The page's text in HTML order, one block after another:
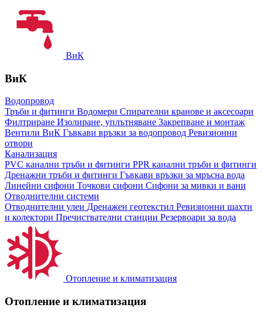
ВиК
ВиК
Водопровод
Тръби и фитинги Водомери Спирателни кранове и аксесоари
Филтриране Изолиране, уплътняване Закрепване и монтаж
Вентили ВиК Гъвкави връзки за водопровод Ревизионни
отвори
Канализация
PVC канални тръби и фитинги PPR канални тръби и фитинги
Дренажни тръби и фитинги Гъвкави връзки за мръсна вода
Линейни сифони Точкови сифони Сифони за мивки и вани
Отводнителни системи
Отводнителни улеи Дренажен геотекстил Ревизионни шахти
и колектори Пречиствателни станции Резервоари за вода
Отопление и климатизация
Отопление и климатизация